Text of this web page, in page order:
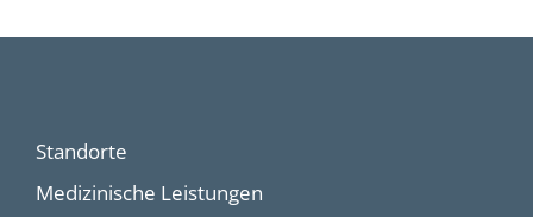
Standorte
Medizinische Leistungen